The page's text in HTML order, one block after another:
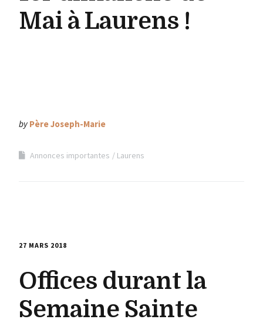
Mai à Laurens !
by Père Joseph-Marie
Annonces importantes Laurens
27 MARS 2018
Offices durant la
Semaine Sainte